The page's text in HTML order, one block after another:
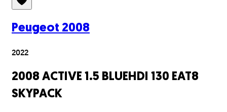
Peugeot 2008
2022
2008 ACTIVE 1.5 BLUEHDI 130 EAT8
SKYPACK